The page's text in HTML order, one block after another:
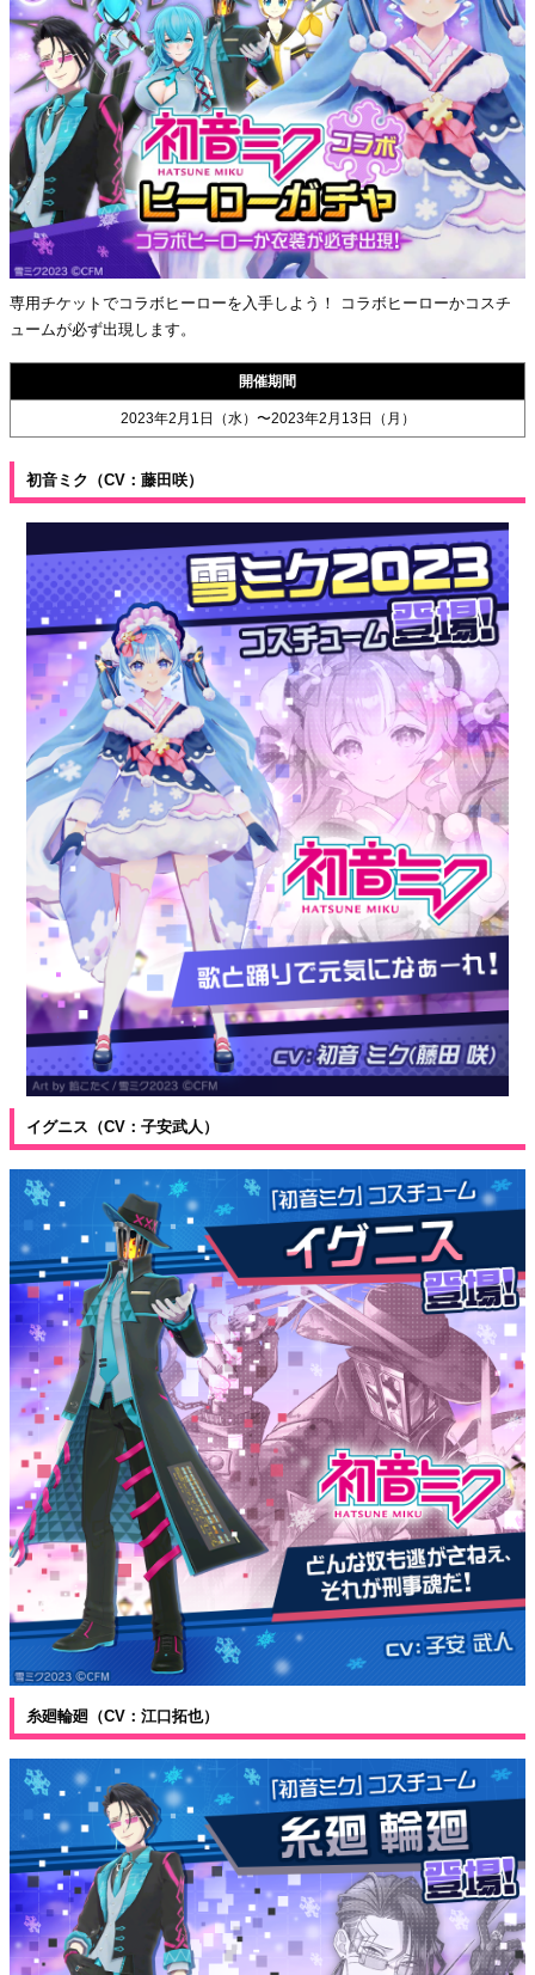
専用チケットでコラボヒーローを入手しよう！ コラボヒーローかコスチ
ュームが必ず出現します。
開催期間
2023年2月1日（水）〜2023年2月13日（月）
初音ミク（CV：藤田咲）
イグニス（CV：子安武人）
糸廻輪廻（CV：江口拓也）